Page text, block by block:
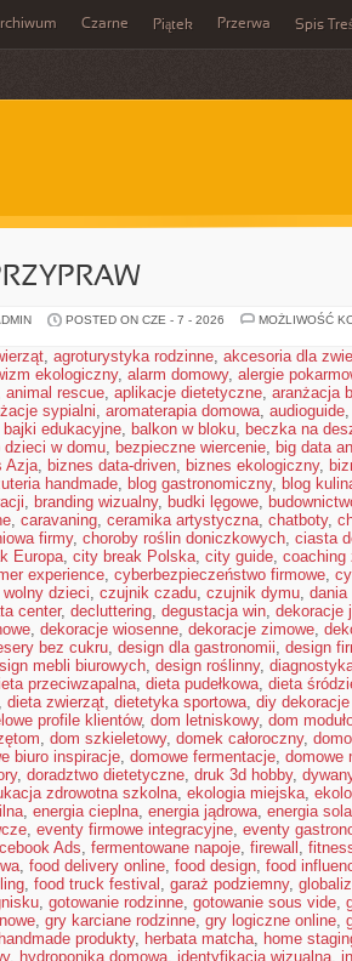
Czarne Piątek Przerwa Spis
POSTED ON CZE - 7 - 2026
MOŻLIWOŚĆ
, agroturystyka rodzinne, akcesoria dla
ekologiczny, alarm domowy, alergie
animal rescue, aplikacje dietetyczne, aranżacja
sypialni, aromaterapia domowa, audioguide
bajki edukacyjne, balkon w bloku, beczka na
dzieci w domu, bezpieczne wiercenie, big data
Azja, biznes data-driven, biznes ekologiczny,
handmade, blog gastronomiczny, blog
, branding wizualny, budki lęgowe,
, caravaning, ceramika artystyczna, chatboty,
firmy, choroby roślin doniczkowych, ciasta
Europa, city break Polska, city guide, coaching
experience, cyberbezpieczeństwo firmowe,
dzieci, czujnik czadu, czujnik dymu,
center, decluttering, degustacja win, dekoracje
, dekoracje wiosenne, dekoracje zimowe,
bez cukru, design dla gastronomii, design
mebli biurowych, design roślinny,
przeciwzapalna, dieta pudełkowa, dieta
, dieta zwierząt, dietetyka sportowa, diy
profile klientów, dom letniskowy, dom
, dom szkieletowy, domek całoroczny,
biuro inspiracje, domowe fermentacje, domowe
, doradztwo dietetyczne, druk 3d hobby,
zdrowotna szkolna, ekologia miejska,
, energia cieplna, energia jądrowa, energia
, eventy firmowe integracyjne, eventy
Ads, fermentowane napoje, firewall ,
, food delivery online, food design, food
, food truck festival , garaż podziemny,
, gotowanie rodzinne, gotowanie sous vide,
, gry karciane rodzinne, gry logiczne online,
handmade produkty, herbata matcha, home
, hydroponika domowa, identyfikacja wizualna,